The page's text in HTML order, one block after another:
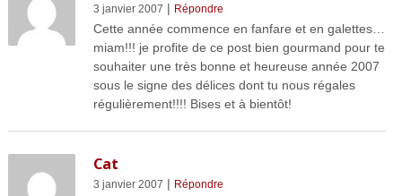
3 janvier 2007 | Répondre
Cette année commence en fanfare et en galettes…
miam!!! je profite de ce post bien gourmand pour te
souhaiter une très bonne et heureuse année 2007
sous le signe des délices dont tu nous régales
régulièrement!!!! Bises et à bientôt!
Cat
3 janvier 2007 | Répondre